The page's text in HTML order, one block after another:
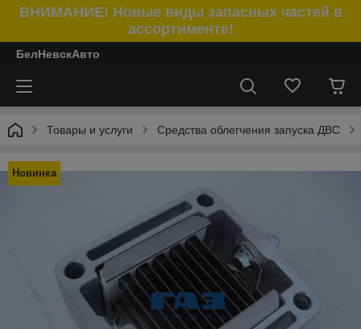
ВНИМАНИЕ! Новые виды запасных частей в
ассортименте!
БелНевскАвто
Товары и услуги Средства облегчения запуска ДВС
Новинка